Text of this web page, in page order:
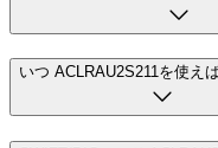
いつ ACLRAU2S211を使え